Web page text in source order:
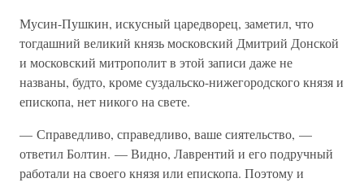
Мусин-Пушкин, искусный царедворец, заметил, что
тогдашний великий князь московский Дмитрий Донской
и московский митрополит в этой записи даже не
названы, будто, кроме суздальско-нижегородского князя и
епископа, нет никого на свете.
— Справедливо, справедливо, ваше сиятельство, —
ответил Болтин. — Видно, Лаврентий и его подручный
работали на своего князя или епископа. Поэтому и